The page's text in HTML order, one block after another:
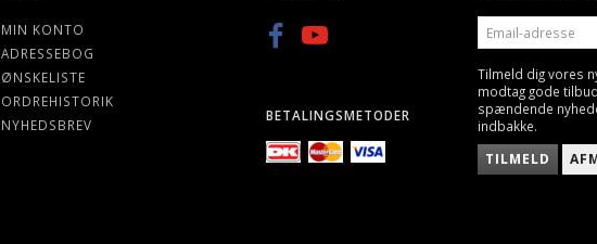
MIN KONTO
ADRESSEBOG
ØNSKELISTE
ORDREHISTORIK
NYHEDSBREV
BETALINGSMETODER
EMAIL-
ADRESSE
Tilmeld dig vores
modtag gode
spændende
indbakke.
TILMELD